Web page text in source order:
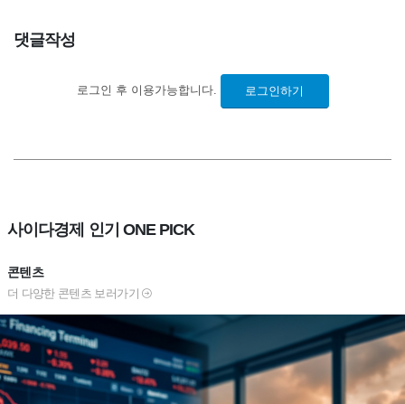
댓글작성
로그인 후 이용가능합니다. 로그인하기
사이다경제 인기 ONE PICK
콘텐츠
더 다양한 콘텐츠 보러가기